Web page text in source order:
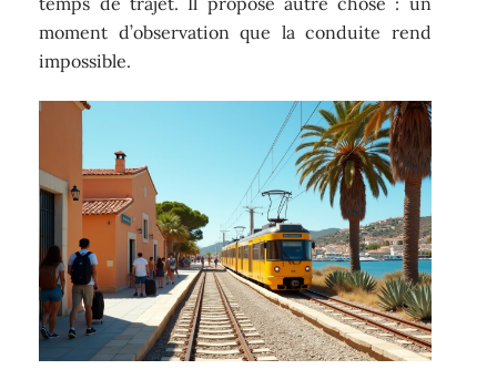
moment d’observation que la conduite rend
impossible.